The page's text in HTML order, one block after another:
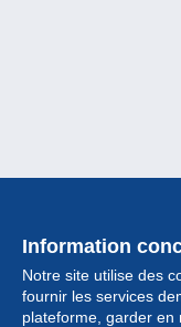
Information
Notre site utilise des
fournir les services
plateforme, garder en